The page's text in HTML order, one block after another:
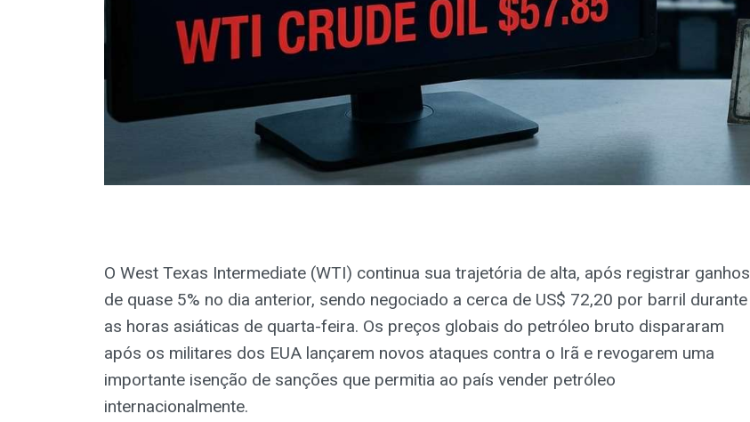
O West Texas Intermediate (WTI) continua sua trajetória de alta, após registrar ganhos
de quase 5% no dia anterior, sendo negociado a cerca de US$ 72,20 por barril durante
as horas asiáticas de quarta-feira. Os preços globais do petróleo bruto dispararam
após os militares dos EUA lançarem novos ataques contra o Irã e revogarem uma
importante isenção de sanções que permitia ao país vender petróleo
internacionalmente.